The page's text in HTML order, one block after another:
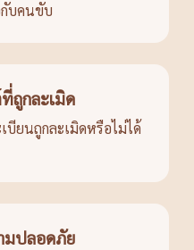
บคนขับ
ถูกละเมิด
ยนถูกละเมิดหรือไม่ได้
มปลอดภัย